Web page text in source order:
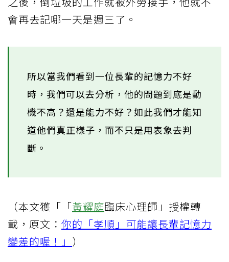
會再去記哪一天是週三了。
所以當我們看到一位長輩的記憶力不好
時，我們可以去分析，他的問題到底是動
機不高？還是能力不好？如此我們才能知
道他們真正樣子，而不只是用表象去判
斷。
（本文獲「「黃耀庭臨床心理師」授權轉
載，原文： 你的「孝順」可能讓長輩記憶力
變差的喔！」 ）